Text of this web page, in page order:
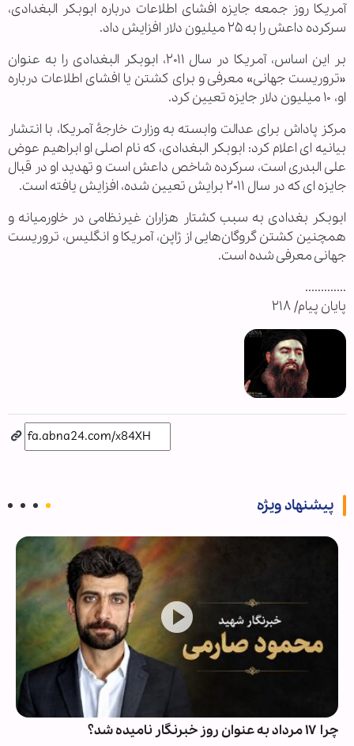
آمریکا روز جمعه جایزه افشای اطلاعات درباره ابوبکر البغدادی،
سرکرده داعش را به ۲۵ میلیون دلار افزایش داد.
بر این اساس، آمریکا در سال ۲۰۱۱، ابوبکر البغدادی را به عنوان
«تروریست جهانی» معرفی و برای کشتن یا افشای اطلاعات درباره
او، ۱۰ میلیون دلار جایزه تعیین کرد.
مرکز پاداش برای عدالت وابسته به وزارت خارجۀ آمریکا، با انتشار
بیانیه ای اعلام کرد: ابوبکر البغدادی، که نام اصلی او ابراهیم عوض
علی البدری است، سرکرده شاخص داعش است و تهدید او در قبال
جایزه ای که در سال ۲۰۱۱ برایش تعیین شده، افزایش یافته است.
ابوبکر بغدادی به سبب کشتار هزاران غیرنظامی در خاورمیانه و
همچنین کشتن گروگان‌هایی از ژاپن، آمریکا و انگلیس، تروریست
جهانی معرفی شده است.
.............
پایان پیام/ ۲۱۸
پیشنهاد ویژه
چرا ۱۷ مرداد به عنوان روز خبرنگار نامیده شد؟